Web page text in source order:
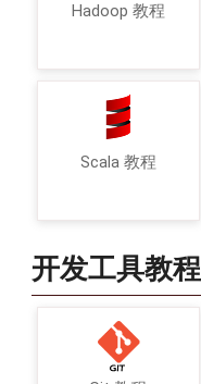
Hadoop 教程
Scala 教程
开发工具教程